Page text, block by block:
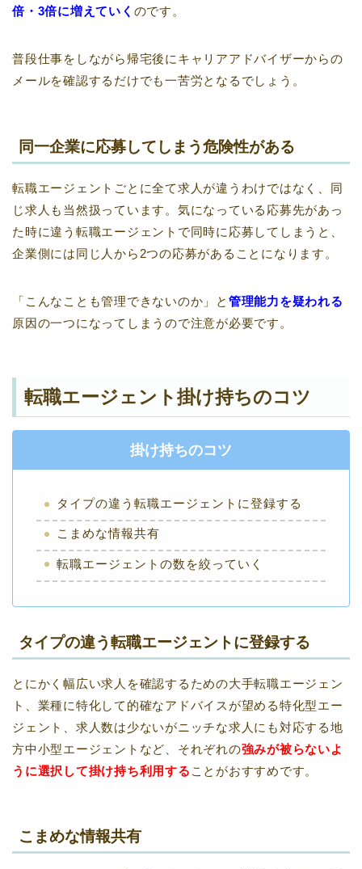
倍・3倍に増えていく のです。
普段仕事をしながら帰宅後にキャリアアドバイザーからの
メールを確認するだけでも一苦労となるでしょう。
同一企業に応募してしまう危険性がある
転職エージェントごとに全て求人が違うわけではなく、同
じ求人も当然扱っています。気になっている応募先があっ
た時に違う転職エージェントで同時に応募してしまうと、
企業側には同じ人から2つの応募があることになります。
「こんなことも管理できないのか」と 管理能力を疑われる
原因の一つになってしまうので注意が必要です。
転職エージェント掛け持ちのコツ
掛け持ちのコツ
タイプの違う転職エージェントに登録する
こまめな情報共有
転職エージェントの数を絞っていく
タイプの違う転職エージェントに登録する
とにかく幅広い求人を確認するための大手転職エージェン
ト、業種に特化して的確なアドバイスが望める特化型エー
ジェント、求人数は少ないがニッチな求人にも対応する地
方中小型エージェントなど、それぞれの強みが被らないよ
うに選択して掛け持ち利用する ことがおすすめです。
こまめな情報共有